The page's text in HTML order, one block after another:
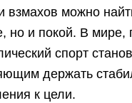
взмахов можно
но и покой. В мире,
спорт
держать
к цели.